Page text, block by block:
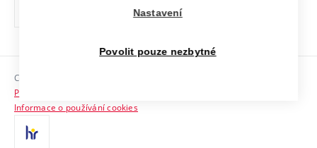
odkaz)
Sociální bezpečí
HR Award
Kontakty
Copyright © 2026 VUT
Prohlášení o přístupnosti
Informace o používání cookies
Nastavení
Povolit pouze nezbytné